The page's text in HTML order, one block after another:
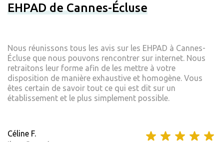
EHPAD de Cannes-Écluse
Nous réunissons tous les avis sur les EHPAD à Cannes-
Écluse que nous pouvons rencontrer sur internet. Nous
retraitons leur forme afin de les mettre à votre
disposition de manière exhaustive et homogène. Vous
êtes certain de savoir tout ce qui est dit sur un
établissement et le plus simplement possible.
Céline F.